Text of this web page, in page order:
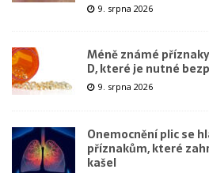
9. srpna 2026
Méně známé
D, které je nutné
9. srpna 2026
Onemocnění plic se
příznakům, které
kašel